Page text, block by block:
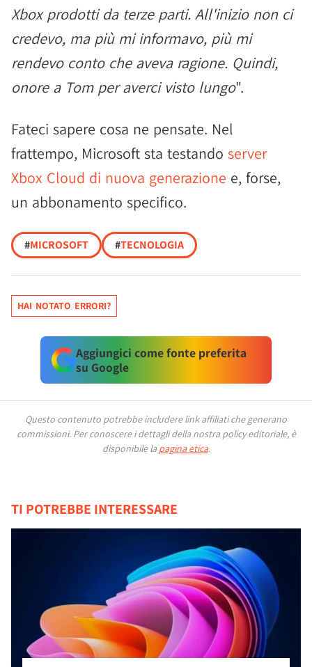
Xbox prodotti da terze parti. All'inizio non ci
credevo, ma più mi informavo, più mi
rendevo conto che aveva ragione. Quindi,
onore a Tom per averci visto lungo".
Fateci sapere cosa ne pensate. Nel
frattempo, Microsoft sta testando server
Xbox Cloud di nuova generazione e, forse,
un abbonamento specifico.
#MICROSOFT #TECNOLOGIA
HAI NOTATO ERRORI?
Aggiungici come fonte preferita
su Google
Questo contenuto potrebbe includere link affiliati che generano
commissioni. Per conoscere i dettagli della nostra policy editoriale, è
disponibile la pagina etica.
TI POTREBBE INTERESSARE